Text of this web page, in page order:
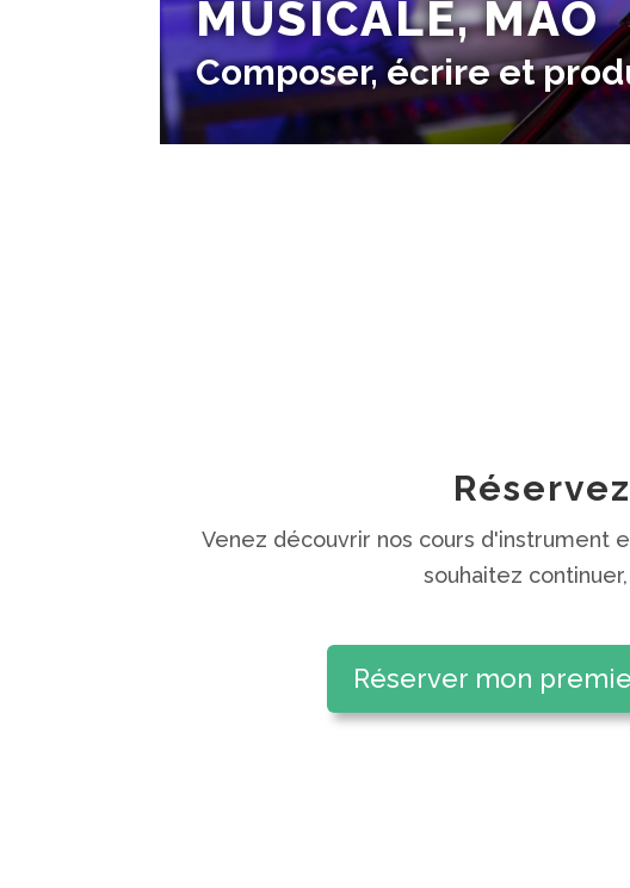
MUSICALE, MAO
Composer, écrire et
🎤 Un cours
Venez découvrir nos cours d'instrument
souhaitez
Réserver mon